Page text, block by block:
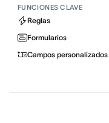
FUNCIONES CLAVE
Reglas
Formularios
Campos personalizados